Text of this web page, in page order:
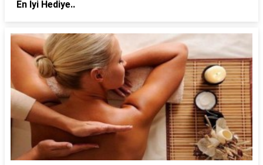
En İyi Hediye..